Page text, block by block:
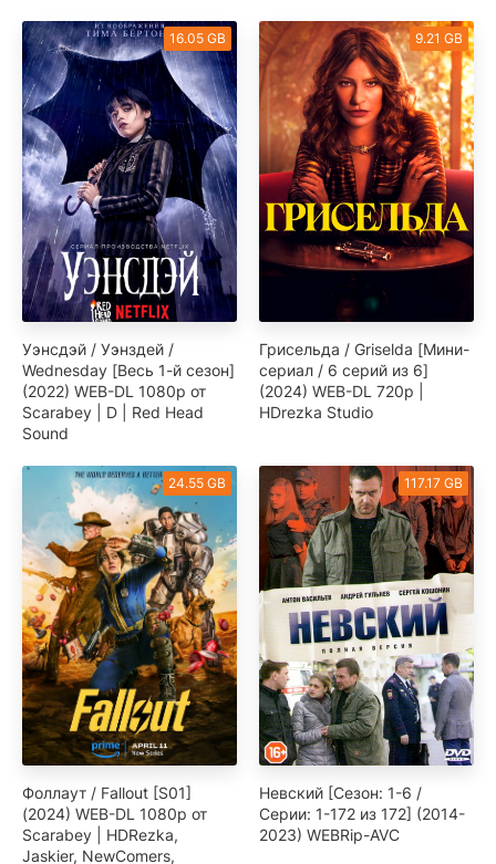
16.05 GB
Уэнсдэй / Уэнздей /
Wednesday [Весь 1-й сезон]
(2022) WEB-DL 1080p от
Scarabey | D | Red Head
Sound
9.21 GB
Грисельда / Griselda [Мини-
сериал / 6 серий из 6]
(2024) WEB-DL 720p |
HDrezka Studio
24.55 GB
Фоллаут / Fallout [S01]
(2024) WEB-DL 1080p от
Scarabey | HDRezka,
Jaskier, NewComers,
117.17 GB
Невский [Сезон: 1-6 /
Серии: 1-172 из 172] (2014-
2023) WEBRip-AVC